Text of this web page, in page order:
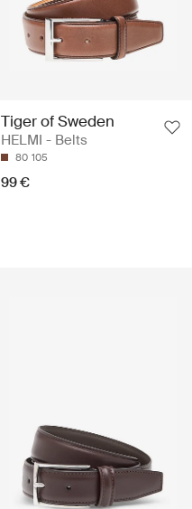
Tiger of Sweden
HELMI - Belts
80 105
99 €